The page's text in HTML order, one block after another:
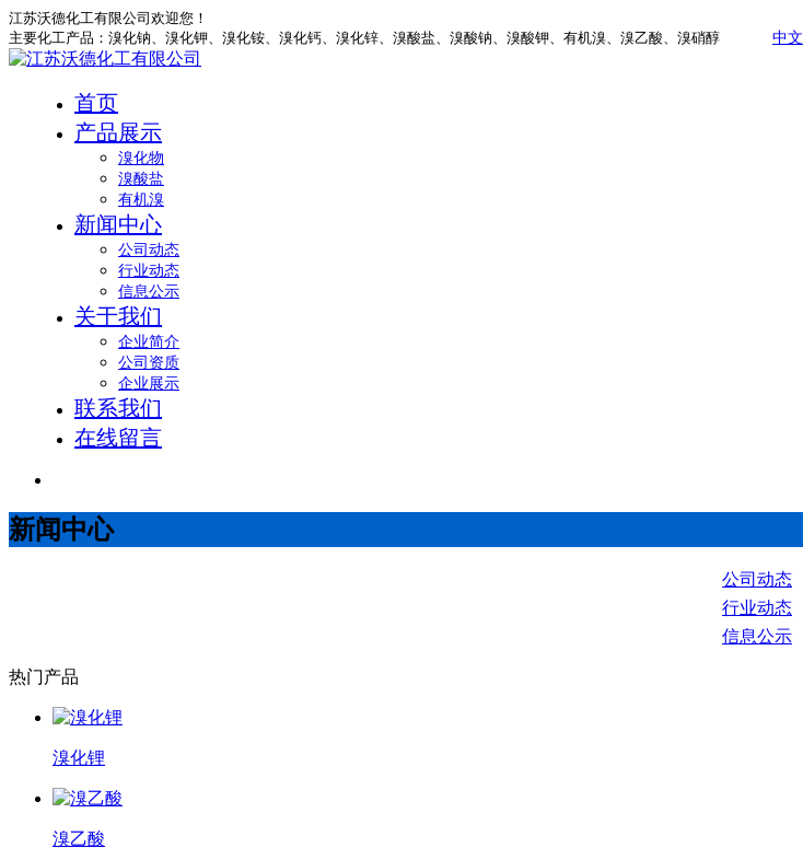
江苏沃德化工有限公司欢迎您！
主要化工产品：溴化钠、溴化钾、溴化铵、溴化钙、溴化锌、溴酸盐、溴酸钠、溴酸钾、有机溴、溴乙酸、溴硝醇 中文
首页
产品展示
溴化物
溴酸盐
有机溴
新闻中心
公司动态
行业动态
信息公示
关于我们
企业简介
公司资质
企业展示
联系我们
在线留言
新闻中心
公司动态
行业动态
信息公示
热门产品
溴化锂
溴乙酸